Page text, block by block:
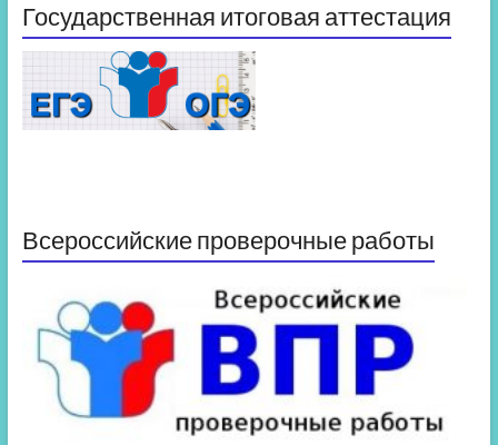
Государственная итоговая аттестация
Всероссийские проверочные работы